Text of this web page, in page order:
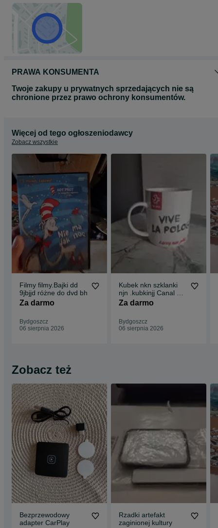
PRAWA KONSUMENTA
Twoje zakupy u prywatnych sprzedających nie są
chronione przez prawo ochrony konsumentów.
Więcej od tego ogłoszeniodawcy
Zobacz wszystkie
Filmy filmy.Bajki dd
9jbjjd różne do dvd bh
Za darmo
Bydgoszcz
06 sierpnia 2026
Kubek nkn szklanki
njn .kubkinjj Canal +i
kubek mhkkkkhk
Za darmo
Bydgoszcz
06 sierpnia 2026
Zobacz też
Bezprzewodowy
adapter CarPlay
Rzadki artefakt
zaginionej kultury